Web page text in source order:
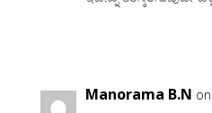
Manorama B.N